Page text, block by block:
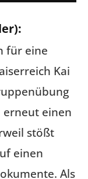
für eine
Kai
einen
stößt
einen
Als